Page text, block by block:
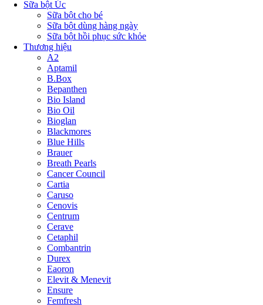
Sữa bột Úc
Sữa bột cho bé
Sữa bột dùng hàng ngày
Sữa bột hồi phục sức khỏe
Thương hiệu
A2
Aptamil
B.Box
Bepanthen
Bio Island
Bio Oil
Bioglan
Blackmores
Blue Hills
Brauer
Breath Pearls
Cancer Council
Cartia
Caruso
Cenovis
Centrum
Cerave
Cetaphil
Combantrin
Durex
Eaoron
Elevit & Menevit
Ensure
Femfresh